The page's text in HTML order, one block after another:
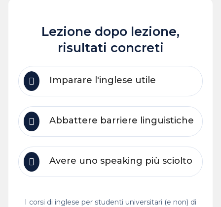
Lezione dopo lezione,
risultati concreti
Imparare l'inglese utile
Abbattere barriere linguistiche
Avere uno speaking più sciolto
I corsi di inglese per studenti universitari (e non) di